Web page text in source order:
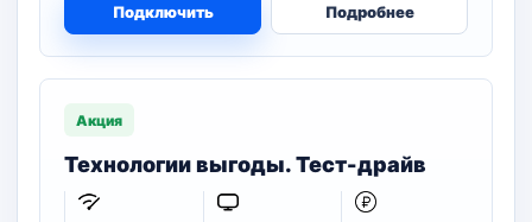
Подключить Подробнее
Акция
Технологии выгоды. Тест-драйв